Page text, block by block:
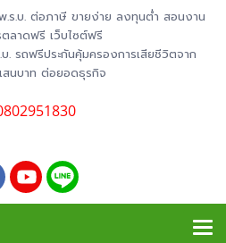
.ร.บ. ต่อภาษี ขายง่าย ลงทุนต่ำ สอนงาน
ลาดฟรี เว็บไซต์ฟรี
. รถฟรีประกันคุ้มครองการเสียชีวิตจาก
สนบาท ต่อยอดธุรกิจ